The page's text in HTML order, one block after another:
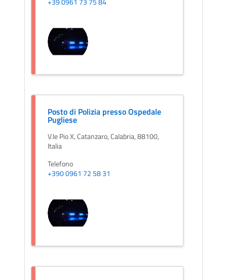
Posto di Polizia presso Ospedale
Pugliese
V.le Pio X, Catanzaro, Calabria, 88100,
Italia
Telefono
+390 0961 72 58 31